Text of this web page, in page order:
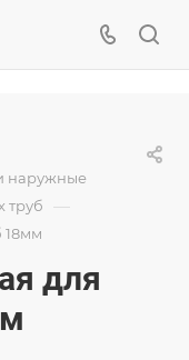
наружные
труб —
18мм
для